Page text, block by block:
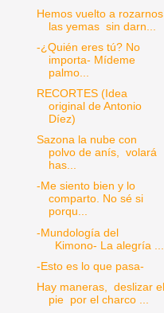
Hemos vuelto a rozarnos
las yemas sin darn...
-¿Quién eres tú? No
importa- Mídeme
palmo...
RECORTES (Idea
original de Antonio
Díez)
Sazona la nube con
polvo de anís, volará
has...
-Me siento bien y lo
comparto. No sé si
porqu...
-Mundología del
Kimono- La alegría ...
-Esto es lo que pasa-
Hay maneras, deslizar el
pie por el charco ...